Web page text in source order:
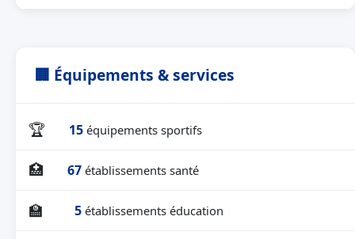
🏢 Équipements & services
🏆 15 équipements sportifs
🏥 67 établissements santé
🏫 5 établissements éducation